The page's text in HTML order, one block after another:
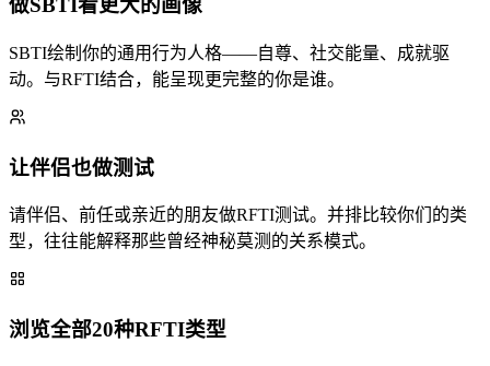
做SBTI看更大的画像
SBTI绘制你的通用行为人格——自尊、社交能量、成就驱
动。与RFTI结合，能呈现更完整的你是谁。
让伴侣也做测试
请伴侣、前任或亲近的朋友做RFTI测试。并排比较你们的类
型，往往能解释那些曾经神秘莫测的关系模式。
浏览全部20种RFTI类型